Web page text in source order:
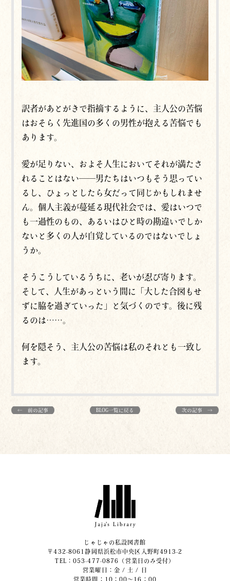
訳者があとがきで指摘するように、主人公の苦悩
はおそらく先進国の多くの男性が抱える苦悩でも
あります。
愛が足りない、およそ人生においてそれが満たさ
れることはない──男たちはいつもそう思ってい
るし、ひょっとしたら女だって同じかもしれませ
ん。個人主義が蔓延る現代社会では、愛はいつで
も一過性のもの、あるいはひと時の勘違いでしか
ないと多くの人が自覚しているのではないでしょ
うか。
そうこうしているうちに、老いが忍び寄ります。
そして、人生があっという間に「大した合図もせ
ずに脇を過ぎていった」と気づくのです。後に残
るのは……。
何を隠そう、主人公の苦悩は私のそれとも一致し
ます。
← 前の記事 BLOG一覧に戻る 次の記事 →
じゃじゃの私設図書館
〒432-8061静岡県浜松市中央区入野町4913-2
​TEL：053-477-0876（営業日のみ受付）
営業曜日：金 / 土 / 日
営業時間：10：00～16：00